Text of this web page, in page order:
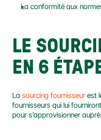
La conformité aux
LE
EN 6
La sourcing fournisseur est
fournisseurs qui lui
pour s’approvisionner